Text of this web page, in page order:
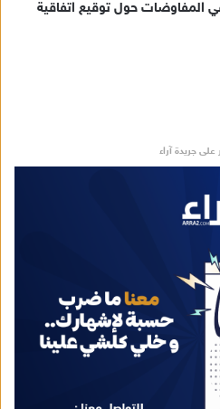
المفاوضات حول توقيع اتفاقية
على جريدة آراء